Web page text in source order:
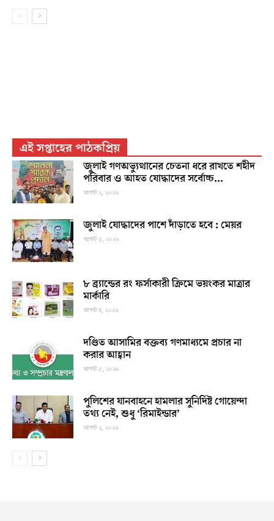
এই সপ্তাহের পাঠকপ্রিয়
জুলাই গণঅভ্যুত্থানের চেতনা ধরে রাখতে শহীদ
পরিবার ও আহত যোদ্ধাদের সর্বোচ্চ...
আগস্ট ২, ২০২৬
জুলাই যোদ্ধাদের পাশে দাঁড়াতে হবে : মেয়র
আগস্ট ৫, ২০২৬
৮ ব্র্যান্ডের রং ফর্সাকারী ক্রিমে ভয়ংকর মাত্রার
মার্কারি
আগস্ট ৪, ২০২৬
দণ্ডিত আসামির বক্তব্য গণমাধ্যমে প্রচার না
করার আহ্বান
আগস্ট ৫, ২০২৬
পুলিশের যানবাহনে হামলার সুনির্দিষ্ট গোয়েন্দা
তথ্য নেই, শুধু ‘রিমাইন্ডার’
আগস্ট ২, ২০২৬